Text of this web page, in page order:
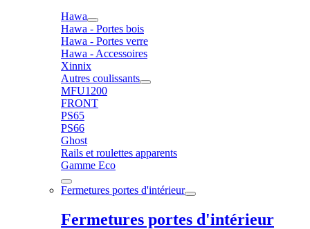
Hawa
Hawa - Portes bois
Hawa - Portes verre
Hawa - Accessoires
Xinnix
Autres coulissants
MFU1200
FRONT
PS65
PS66
Ghost
Rails et roulettes apparents
Gamme Eco
Fermetures portes d'intérieur
Fermetures portes d'intérieur